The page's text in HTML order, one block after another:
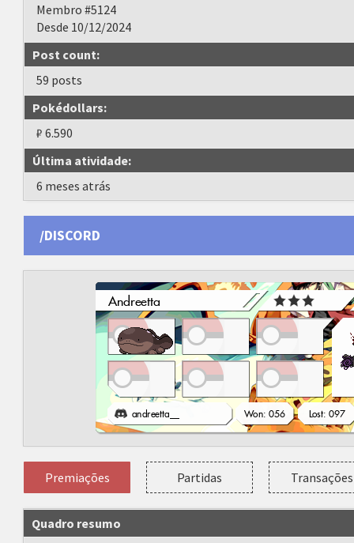
Membro #5124
Desde 10/12/2024
Post count:
59 posts
Pokédollars:
₽ 6.590
Última atividade:
6 meses atrás
/DISCORD
Premiações Partidas Transações
Quadro resumo